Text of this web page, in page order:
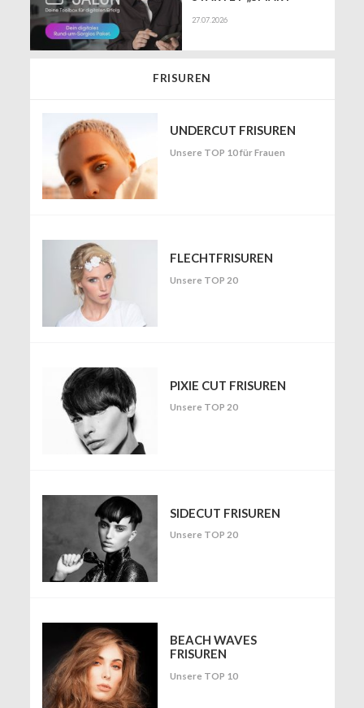
EXKLUSIVEN BUSINESS-
27.07.2026
FRISUREN
UNDERCUT FRISUREN
Unsere TOP 10 für Frauen
FLECHTFRISUREN
Unsere TOP 20
PIXIE CUT FRISUREN
Unsere TOP 20
SIDECUT FRISUREN
Unsere TOP 20
BEACH WAVES
FRISUREN
Unsere TOP 10